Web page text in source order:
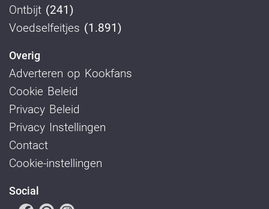
Ontbijt (241)
Voedselfeitjes (1.891)
Overig
Adverteren op Kookfans
Cookie Beleid
Privacy Beleid
Privacy Instellingen
Contact
Cookie-instellingen
Social